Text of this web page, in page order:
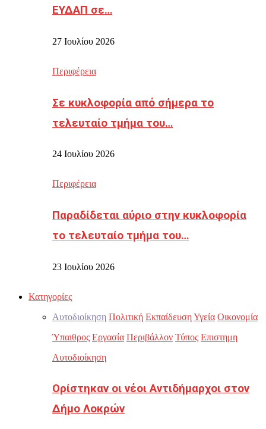
ΕΥΔΑΠ σε…
27 Ιουλίου 2026
Περιφέρεια
Σε κυκλοφορία από σήμερα το
τελευταίο τμήμα του…
24 Ιουλίου 2026
Περιφέρεια
Παραδίδεται αύριο στην κυκλοφορία
το τελευταίο τμήμα του…
23 Ιουλίου 2026
Κατηγορίες
Αυτοδιοίκηση Πολιτική ΕκπαίδευσηΥγεία Οικονομία
Ύπαιθρος Εργασία Περιβάλλον Τύπος Επιστημη
Αυτοδιοίκηση
Ορίστηκαν οι νέοι Αντιδήμαρχοι στον
Δήμο Λοκρών